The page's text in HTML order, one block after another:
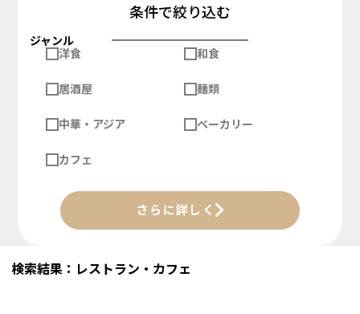
条件で絞り込む
ジャンル
洋食
和食
居酒屋 麺類
中華・アジア ベーカリー
カフェ
さらに詳しく
検索結果：レストラン・カフェ